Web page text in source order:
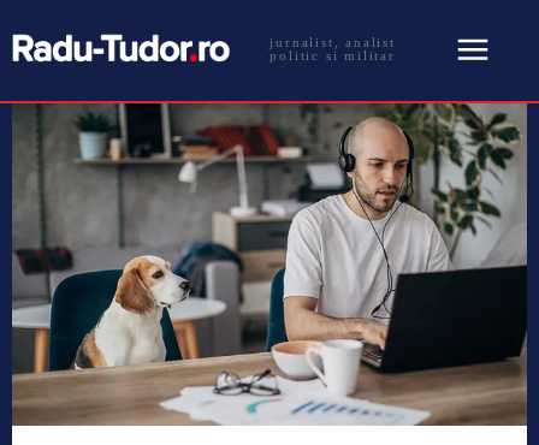
jurnalist, analist
politic si militar